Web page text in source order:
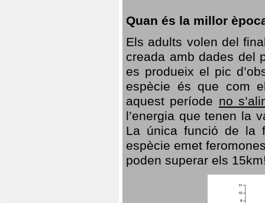
Quan és la millor
Els adults volen del
creada amb dades del
es produeix el pic
espècie és que com
aquest període no
l’energia que tenen la
La única funció de la
espècie emet
poden superar els